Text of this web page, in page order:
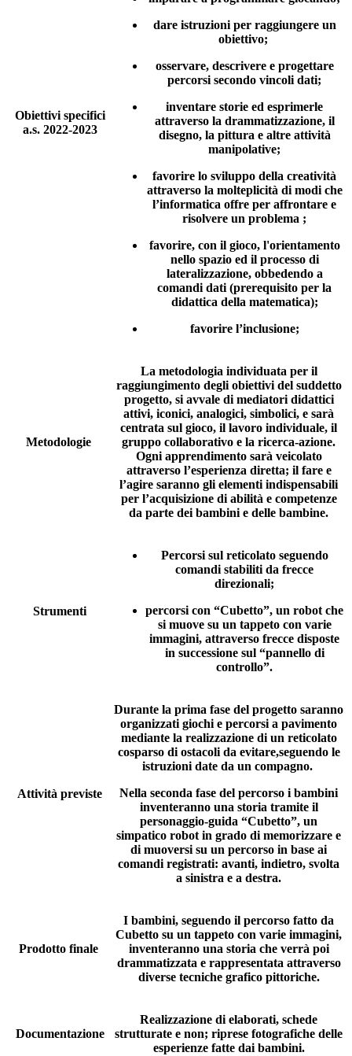
Obiettivi specifici
a.s. 2022-2023
dare istruzioni per raggiungere un
obiettivo;
osservare, descrivere e progettare
percorsi secondo vincoli dati;
inventare storie ed esprimerle
attraverso la drammatizzazione, il
disegno, la pittura e altre attività
manipolative;
favorire lo sviluppo della creatività
attraverso la molteplicità di modi che
l’informatica offre per affrontare e
risolvere un problema ;
favorire, con il gioco, l'orientamento
nello spazio ed il processo di
lateralizzazione, obbedendo a
comandi dati (prerequisito per la
didattica della matematica);
favorire l’inclusione;
Metodologie
La metodologia individuata per il
raggiungimento degli obiettivi del suddetto
progetto, si avvale di mediatori didattici
attivi, iconici, analogici, simbolici, e sarà
centrata sul gioco, il lavoro individuale, il
gruppo collaborativo e la ricerca-azione.
Ogni apprendimento sarà veicolato
attraverso l’esperienza diretta; il fare e
l’agire saranno gli elementi indispensabili
per l’acquisizione di abilità e competenze
da parte dei bambini e delle bambine.
Strumenti
Percorsi sul reticolato seguendo
comandi stabiliti da frecce
direzionali;
percorsi con “Cubetto”, un robot che
si muove su un tappeto con varie
immagini, attraverso frecce disposte
in successione sul “pannello di
controllo”.
Attività previste
Durante la prima fase del progetto saranno
organizzati giochi e percorsi a pavimento
mediante la realizzazione di un reticolato
cosparso di ostacoli da evitare,seguendo le
istruzioni date da un compagno.
Nella seconda fase del percorso i bambini
inventeranno una storia tramite il
personaggio-guida “Cubetto”, un
simpatico robot in grado di memorizzare e
di muoversi su un percorso in base ai
comandi registrati: avanti, indietro, svolta
a sinistra e a destra.
Prodotto finale
I bambini, seguendo il percorso fatto da
Cubetto su un tappeto con varie immagini,
inventeranno una storia che verrà poi
drammatizzata e rappresentata attraverso
diverse tecniche grafico pittoriche.
Documentazione
Realizzazione di elaborati, schede
strutturate e non; riprese fotografiche delle
esperienze fatte dai bambini.